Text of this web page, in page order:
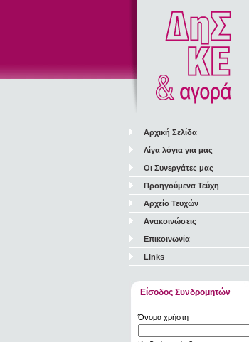
Αρχική Σελίδα
Λίγα λόγια για μας
Οι Συνεργάτες μας
Προηγούμενα Τεύχη
Αρχείο Τευχών
Ανακοινώσεις
Επικοινωνία
Links
Είσοδος Συνδρομητών
Όνομα χρήστη